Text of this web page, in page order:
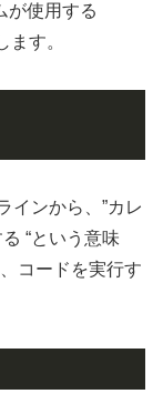
が使用する
す。
インから、”カレ
“という意味
コードを実行す